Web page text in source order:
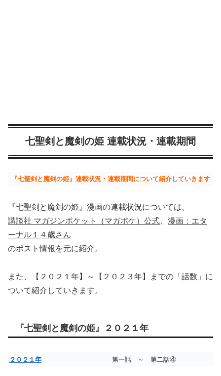
七聖剣と魔剣の姫 連載状況・連載期間
『七聖剣と魔剣の姫』連載状況・連載期間について紹介していきます
『七聖剣と魔剣の姫』漫画の連載状況については、
講談社 マガジンポケット（マガポケ）公式
漫画：エタ
ーナル１４歳さん
のポスト情報を元に紹介。
また、【２０２１年】～【２０２３年】までの「話数」に
ついて紹介していきます。
『七聖剣と魔剣の姫』２０２１年
２０２１年 第一話 ～ 第二話④